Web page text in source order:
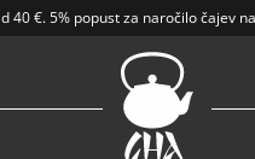
40 €.5% popust za naročilo čajev